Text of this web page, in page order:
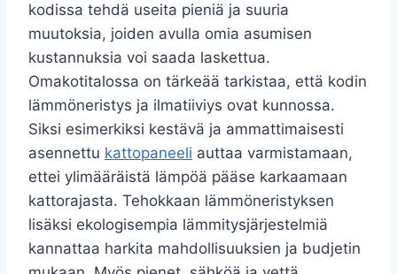
kodissa tehdä useita pieniä ja suuria
muutoksia, joiden avulla omia asumisen
kustannuksia voi saada laskettua.
Omakotitalossa on tärkeää tarkistaa, että kodin
lämmöneristys ja ilmatiiviys ovat kunnossa.
Siksi esimerkiksi kestävä ja ammattimaisesti
asennettu kattopaneeli auttaa varmistamaan,
ettei ylimääräistä lämpöä pääse karkaamaan
kattorajasta. Tehokkaan lämmöneristyksen
lisäksi ekologisempia lämmitysjärjestelmiä
kannattaa harkita mahdollisuuksien ja budjetin